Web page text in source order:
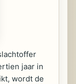
jaar in
wordt de